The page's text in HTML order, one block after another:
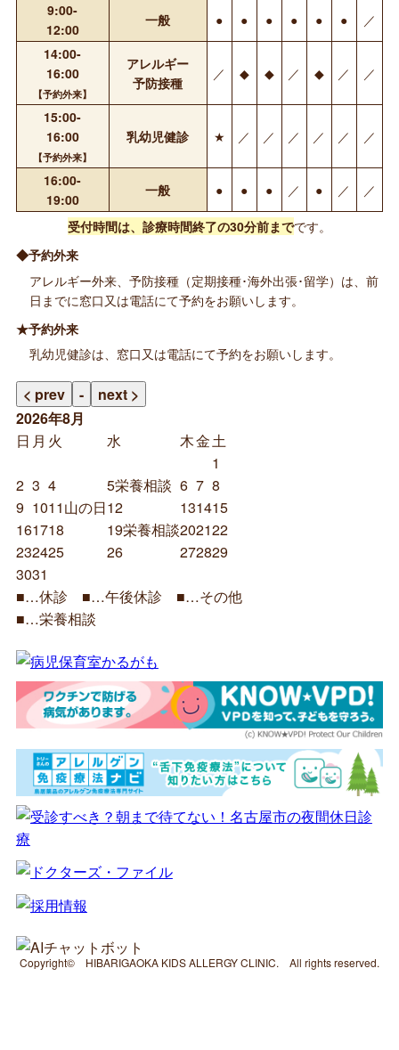
9:00-
12:00
一般 ● ● ● ● ● ●
／
14:00-
16:00
【予約外来】
アレルギー
予防接種
／ ◆ ◆ ／ ◆ ／ ／
15:00-
16:00
【予約外来】
乳幼児健診 ★ ／ ／ ／ ／ ／ ／
16:00-
19:00
一般 ● ● ● ／ ● ／ ／
受付時間は、診療時間終了の30分前までです。
◆予約外来
アレルギー外来、予防接種（定期接種･海外出張･留学）は、前
日までに窓口又は電話にて予約をお願いします。
★予約外来
乳幼児健診は、窓口又は電話にて予約をお願いします。
2026年8月
日 月 火 水 木金土
1
2 3 4 5栄養相談 6 7 8
9 1011山の日12 131415
161718 19栄養相談202122
232425 26 272829
3031
■…休診 ■…午後休診 ■…その他
■…栄養相談
Copyright© HIBARIGAOKA KIDS ALLERGY CLINIC. All rights reserved.